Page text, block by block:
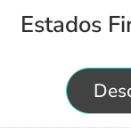
Estados